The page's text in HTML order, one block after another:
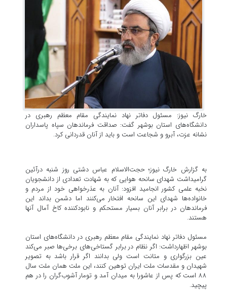
خارگ نیوز: مسئول دفاتر نهاد نمایندگی مقام معظم رهبری در
دانشگاه‌های استان بوشهر گفت: صداقت فرماندهان سپاه پاسداران
نشانه عزت، آبرو و شجاعت است و باید از آنان قدردانی کرد.
به گزارش خارگ نیوز؛ حجت‌الاسلام عباس دشتی روز شنبه درآئین
گرامیداشت شهدای سانحه هوایی که به شهادت تعدادی از دانشجویان
نخبه علمی کشور انجامید افزود: آنان به عذرخواهی خود از مردم و
خانواده‌ها شهدای این سانحه افتخار می‌کنند اما دشمن بداند این
فرماندهان در برابر آنان بسیار مستحکم و نابودکننده کاخ آمال آنها
هستند.
مسئول دفاتر نهاد نمایندگی مقام معظم رهبری در دانشگاه‌های استان
بوشهر اظهارداشت: اگر نظام در برابر گستاخی‌های برخی‌ها صبر می‌کند
عین بزرگواری و متانت است ولی بدانند اگر قرار باشد به تصویر
شهیدان و مقدسات ملت ایران توهین کنند، این ملت همان ملت سال
۸۸ است که پس از عاشورا به میدان آمد و تومار آشوب‌گران را در هم
پیچید.